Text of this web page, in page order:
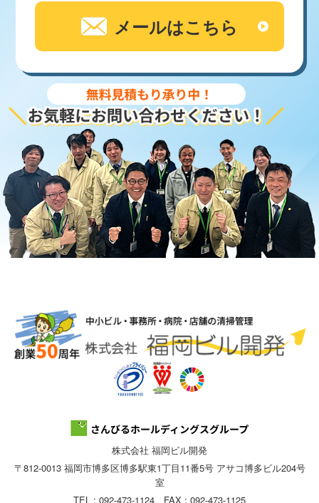
メールはこちら
株式会社 福岡ビル開発
〒812-0013 福岡市博多区博多駅東1丁目11番5号 アサコ博多ビル204号
室
TEL : 092-473-1124 FAX : 092-473-1125